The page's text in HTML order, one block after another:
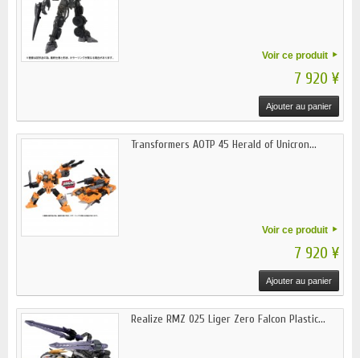
Voir ce produit
7 920 ¥
Ajouter au panier
Transformers AOTP 45 Herald of Unicron...
Voir ce produit
7 920 ¥
Ajouter au panier
Realize RMZ 025 Liger Zero Falcon Plastic...